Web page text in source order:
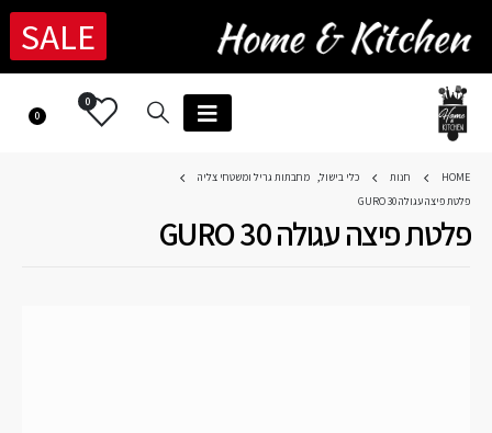
SALE
0
0
HOME חנות כלי בישול, מחבתות גריל ומשטחי צליה
פלטת פיצה עגולה 30 GURO
פלטת פיצה עגולה 30 GURO